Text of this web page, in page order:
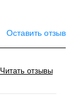
Оставить отзыв
Читать отзывы